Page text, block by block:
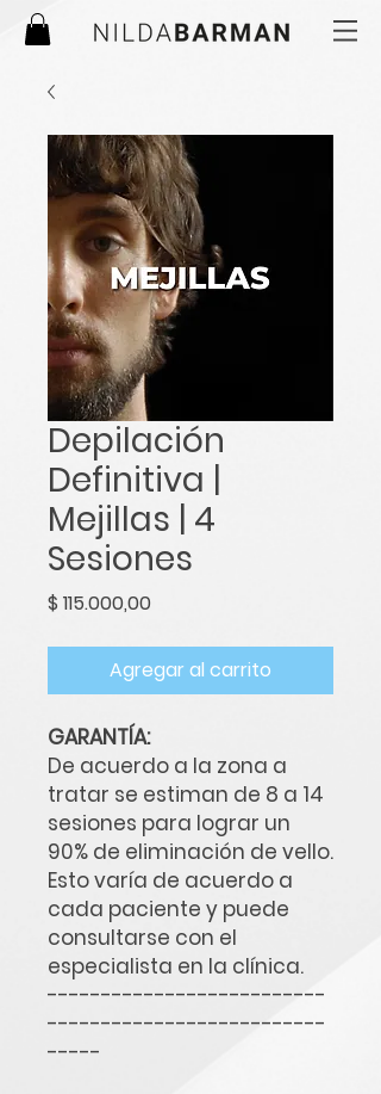
Depilación
Definitiva |
Mejillas | 4
Sesiones
$ 115.000,00Precio
Agregar al carrito
GARANTÍA:
De acuerdo a la zona a
tratar se estiman de 8 a 14
sesiones para lograr un
90% de eliminación de vello.
Esto varía de acuerdo a
cada paciente y puede
consultarse con el
especialista en la clínica.
--------------------------
--------------------------
-----